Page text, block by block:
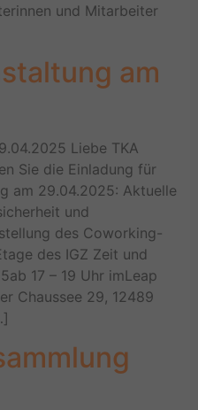
und Mitarbeiter
am
Liebe TKA
Sie die Einladung für
am 29.04.2025: Aktuelle
und
des Coworking-
des IGZ Zeit und
17 – 19 Uhr imLeap
Chaussee 29, 12489